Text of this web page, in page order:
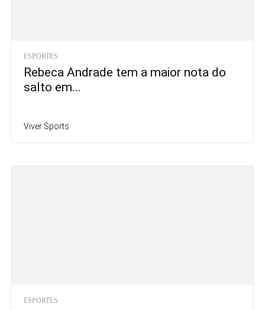
ESPORTES
Rebeca Andrade tem a maior nota do
salto em...
Viver Sports
ESPORTES